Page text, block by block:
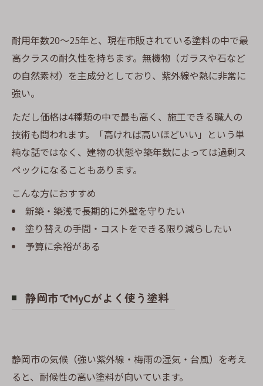
耐用年数20〜25年と、現在市販されている塗料の中で最
高クラスの耐久性を持ちます。無機物（ガラスや石など
の自然素材）を主成分としており、紫外線や熱に非常に
強い。
ただし価格は4種類の中で最も高く、施工できる職人の
技術も問われます。「高ければ高いほどいい」という単
純な話ではなく、建物の状態や築年数によっては過剰ス
ペックになることもあります。
こんな方におすすめ
新築・築浅で長期的に外壁を守りたい
塗り替えの手間・コストをできる限り減らしたい
予算に余裕がある
静岡市でMyCがよく使う塗料
静岡市の気候（強い紫外線・梅雨の湿気・台風）を考え
ると、耐候性の高い塗料が向いています。